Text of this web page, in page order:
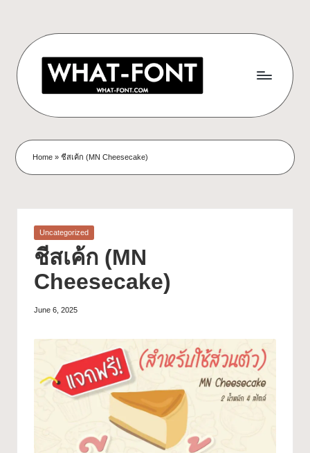
Home »ชีสเค้ก (MN Cheesecake)
Uncategorized
ชีสเค้ก (MN
Cheesecake)
June 6, 2025